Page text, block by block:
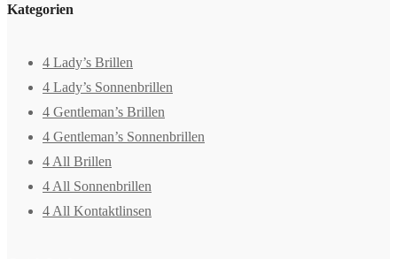
Kategorien
4 Lady’s Brillen
4 Lady’s Sonnenbrillen
4 Gentleman’s Brillen
4 Gentleman’s Sonnenbrillen
4 All Brillen
4 All Sonnenbrillen
4 All Kontaktlinsen